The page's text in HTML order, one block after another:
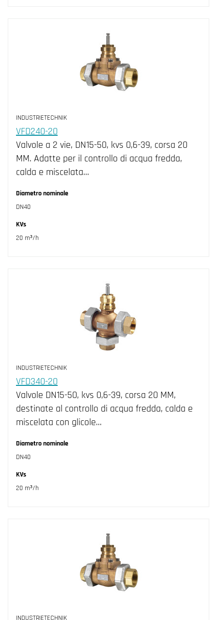
INDUSTRIETECHNIK
VFD240-20
Valvole a 2 vie, DN15-50, kvs 0,6-39, corsa 20
MM. Adatte per il controllo di acqua fredda,
calda e miscelata…
Diametro nominale
DN40
KVs
20 m³/h
INDUSTRIETECHNIK
VFD340-20
Valvole DN15-50, kvs 0,6-39, corsa 20 MM,
destinate al controllo di acqua fredda, calda e
miscelata con glicole…
Diametro nominale
DN40
KVs
20 m³/h
INDUSTRIETECHNIK